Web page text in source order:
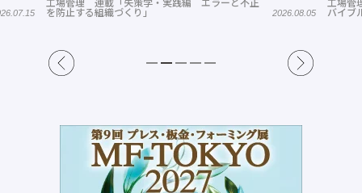
工場管理 連載「失策学・実践編 エラーと不正
を防止する組織づくり」
2026.08.05
工場管
バイブ